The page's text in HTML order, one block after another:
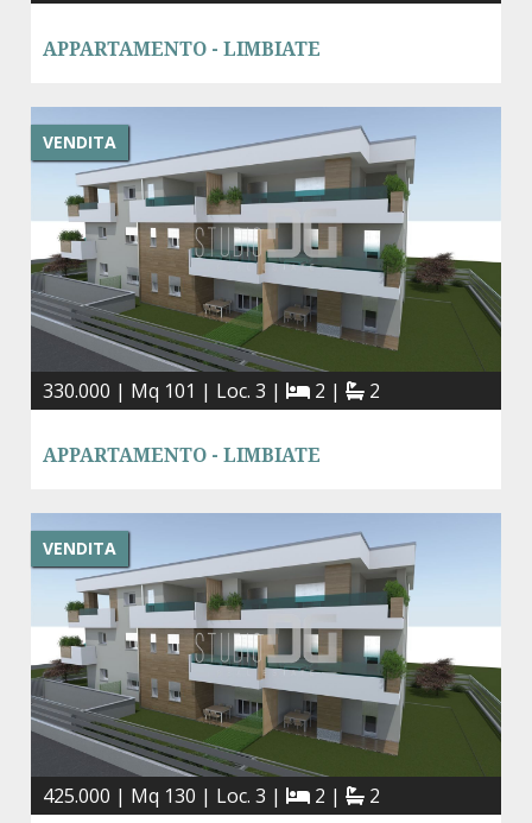
APPARTAMENTO - LIMBIATE
VENDITA
330.000 | Mq 101 | Loc. 3 | 2 | 2
APPARTAMENTO - LIMBIATE
VENDITA
425.000 | Mq 130 | Loc. 3 | 2 | 2